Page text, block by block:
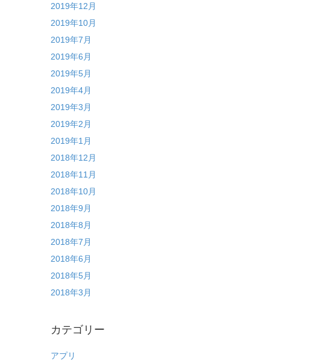
2019年12月
2019年10月
2019年7月
2019年6月
2019年5月
2019年4月
2019年3月
2019年2月
2019年1月
2018年12月
2018年11月
2018年10月
2018年9月
2018年8月
2018年7月
2018年6月
2018年5月
2018年3月
カテゴリー
アプリ